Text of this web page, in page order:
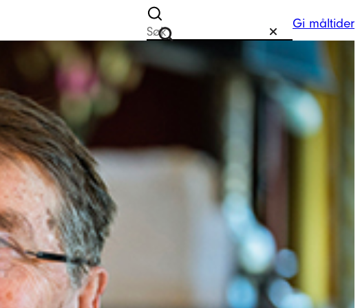
Søk etter
Søk TilbakestillGi måltider